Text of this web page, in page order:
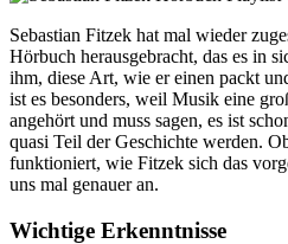
Sebastian Fitzek hat mal wieder
Hörbuch herausgebracht, das es in
ihm, diese Art, wie er einen packt
ist es besonders, weil Musik eine
angehört und muss sagen, es ist
quasi Teil der Geschichte werden.
funktioniert, wie Fitzek sich das
uns mal genauer an.
Wichtige Erkenntnisse